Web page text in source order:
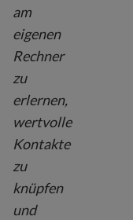
am
eigenen
Rechner
zu
erlernen,
wertvolle
Kontakte
zu
knüpfen
und